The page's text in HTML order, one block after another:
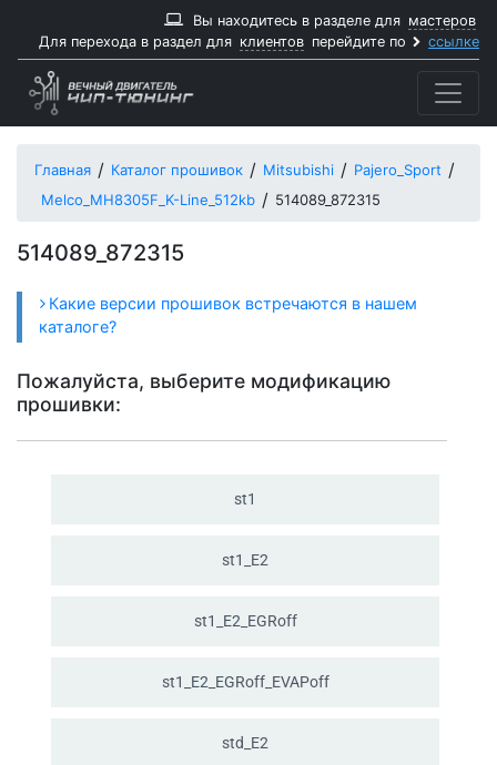
Вы находитесь в разделе для мастеров
Для перехода в раздел для клиентов перейдите по ссылке
Главная Каталог прошивок Mitsubishi
Pajero_Sport
Melco_MH8305F_K-Line_512kb
514089_872315
514089_872315
Какие версии прошивок встречаются в нашем
каталоге?
Пожалуйста, выберите модификацию
прошивки:
st1
st1_ E2
st1_ E2_ EGRoff
st1_ E2_ EGRoff_ EVAPoff
std_ E2